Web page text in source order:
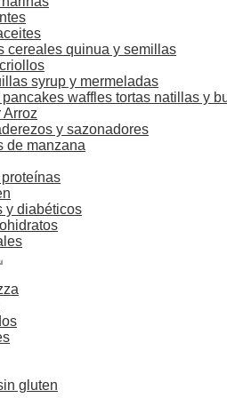
cereales quinua y semillas
syrup y mermeladas
pancakes waffles tortas natillas y
Arroz
y sazonadores
de manzana
y diabéticos
gluten